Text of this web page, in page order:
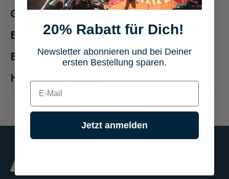
Größentabelle
Eigenschaften
Bewertungen
4
Hersteller "MIVV"
20% Rabatt für Dich!
Newsletter abonnieren und bei Deiner
ersten Bestellung sparen.
E-mail
Jetzt anmelden